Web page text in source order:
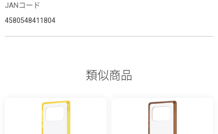
JANコード
4580548411804
類似商品